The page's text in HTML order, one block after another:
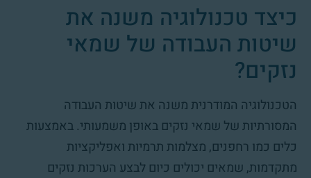
כיצד טכנולוגיה משנה את
שיטות העבודה של שמאי
נזקים?
הטכנולוגיה המודרנית משנה את שיטות העבודה
המסורתיות של שמאי נזקים באופן משמעותי. באמצעות
כלים כמו רחפנים, מצלמות תרמיות ואפליקציות
מתקדמות, שמאים יכולים כיום לבצע הערכות נזקים